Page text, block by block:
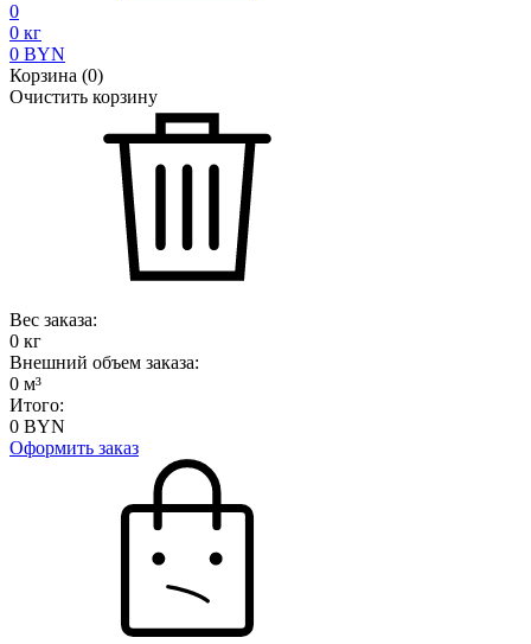
0
0 кг
0 BYN
Корзина (0)
Очистить корзину
Вес заказа:
0 кг
Внешний объем заказа:
0 м³
Итого:
0 BYN
Оформить заказ